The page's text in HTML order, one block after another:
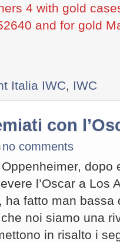
4 with gold
and for gold
Italia IWC, IWC
con
no comments
l’Oscar a Los
ha fatto man bassa
noi siamo una
in risalto i